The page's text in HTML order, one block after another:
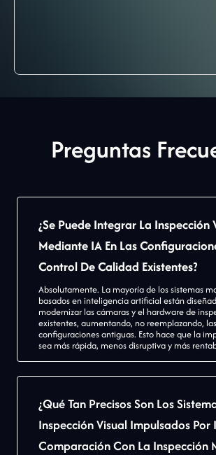
Preguntas
¿Se Puede Integrar La Inspección
Mediante IA En Las
Control De Calidad Existentes?
Absolutamente. La mayoría de los sistemas
basados en inteligencia artificial están
modernizar las cámaras y el hardware de
existentes, aumentando, no reemplazando, las
configuraciones antiguas. Esto hace que la
sea más rápida, menos disruptiva y más
¿Qué Tan Precisos Son Los
Inspección Visual Impulsados Por
Comparación Con La Inspección